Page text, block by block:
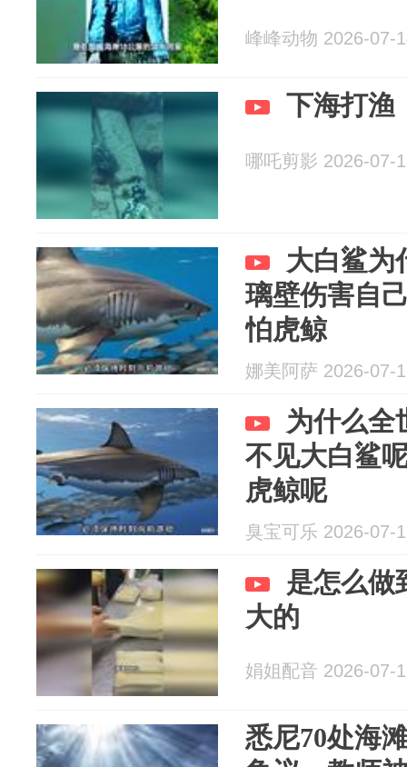
峰峰动物 2026-07-
下海打渔
哪吒剪影 2026-07-
大白鲨为
璃壁伤害自
怕虎鲸
娜美阿萨 2026-07-
为什么全
不见大白鲨
虎鲸呢
臭宝可乐 2026-07-
是怎么做
大的 ​
娟姐配音 2026-07-
悉尼70处海